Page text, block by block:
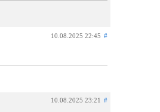
10.08.2025 22:45 #
10.08.2025 23:21 #